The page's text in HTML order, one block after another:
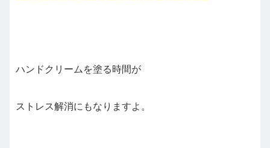
ハンドクリームを塗る時間が
ストレス解消にもなりますよ。